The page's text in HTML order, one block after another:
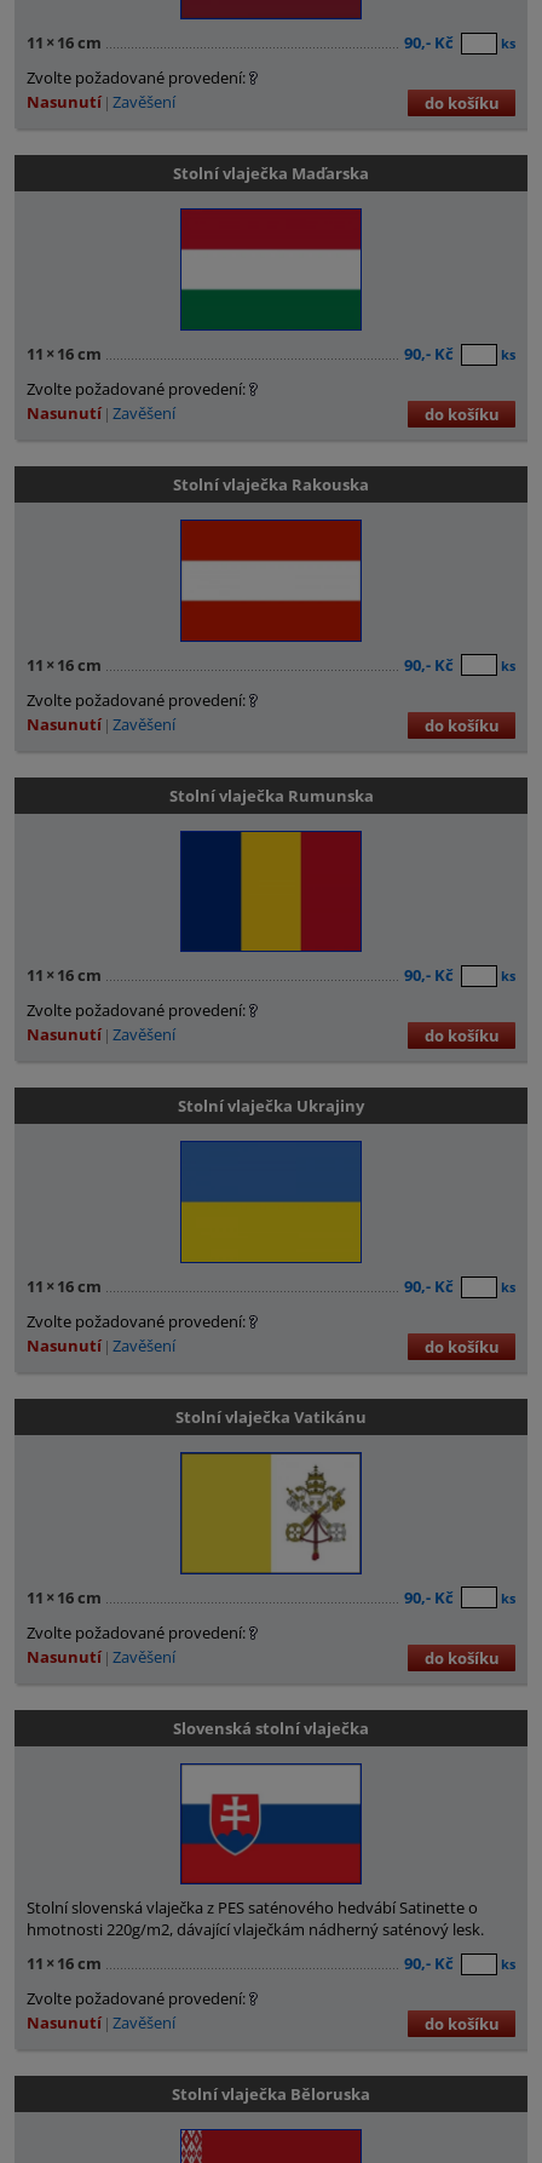
11 × 16 cm 90,- Kč ks
Zvolte požadované provedení:
Nasunutí Zavěšení do košíku
Stolní vlaječka Maďarska
11 × 16 cm 90,- Kč ks
Zvolte požadované provedení:
Nasunutí Zavěšení do košíku
Stolní vlaječka Rakouska
11 × 16 cm 90,- Kč ks
Zvolte požadované provedení:
Nasunutí Zavěšení do košíku
Stolní vlaječka Rumunska
11 × 16 cm 90,- Kč ks
Zvolte požadované provedení:
Nasunutí Zavěšení do košíku
Stolní vlaječka Ukrajiny
11 × 16 cm 90,- Kč ks
Zvolte požadované provedení:
Nasunutí Zavěšení do košíku
Stolní vlaječka Vatikánu
11 × 16 cm 90,- Kč ks
Zvolte požadované provedení:
Nasunutí Zavěšení do košíku
Slovenská stolní vlaječka
Stolní slovenská vlaječka z PES saténového hedvábí Satinette o
hmotnosti 220g/m2, dávající vlaječkám nádherný saténový lesk.
11 × 16 cm 90,- Kč ks
Zvolte požadované provedení:
Nasunutí Zavěšení do košíku
Stolní vlaječka Běloruska